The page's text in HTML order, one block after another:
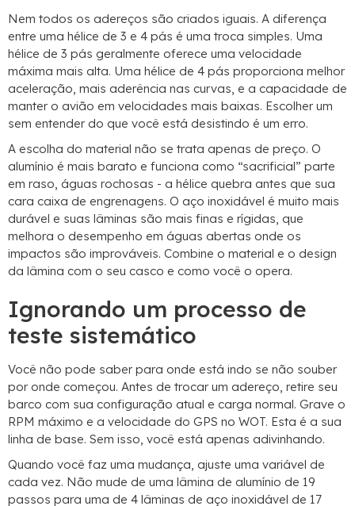
Nem todos os adereços são criados iguais. A diferença
entre uma hélice de 3 e 4 pás é uma troca simples. Uma
hélice de 3 pás geralmente oferece uma velocidade
máxima mais alta. Uma hélice de 4 pás proporciona melhor
aceleração, mais aderência nas curvas, e a capacidade de
manter o avião em velocidades mais baixas. Escolher um
sem entender do que você está desistindo é um erro.
A escolha do material não se trata apenas de preço. O
alumínio é mais barato e funciona como “sacrificial” parte
em raso, águas rochosas - a hélice quebra antes que sua
cara caixa de engrenagens. O aço inoxidável é muito mais
durável e suas lâminas são mais finas e rígidas, que
melhora o desempenho em águas abertas onde os
impactos são improváveis. Combine o material e o design
da lâmina com o seu casco e como você o opera.
Ignorando um processo de
teste sistemático
Você não pode saber para onde está indo se não souber
por onde começou. Antes de trocar um adereço, retire seu
barco com sua configuração atual e carga normal. Grave o
RPM máximo e a velocidade do GPS no WOT. Esta é a sua
linha de base. Sem isso, você está apenas adivinhando.
Quando você faz uma mudança, ajuste uma variável de
cada vez. Não mude de uma lâmina de alumínio de 19
passos para uma de 4 lâminas de aço inoxidável de 17